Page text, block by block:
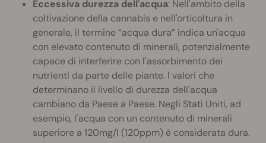
Eccessiva durezza dell'acqua: Nell'ambito della
coltivazione della cannabis e nell'orticoltura in
generale, il termine “acqua dura” indica un'acqua
con elevato contenuto di minerali, potenzialmente
capace di interferire con l'assorbimento dei
nutrienti da parte delle piante. I valori che
determinano il livello di durezza dell'acqua
cambiano da Paese a Paese. Negli Stati Uniti, ad
esempio, l'acqua con un contenuto di minerali
superiore a 120mg/l (120ppm) è considerata dura.